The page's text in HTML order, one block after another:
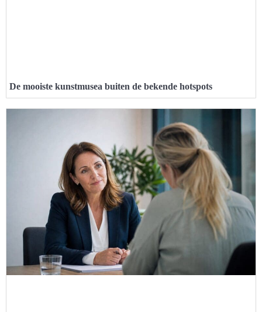
De mooiste kunstmusea buiten de bekende hotspots